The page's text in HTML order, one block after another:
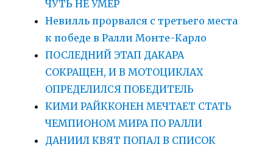
ЧУТЬ НЕ УМЕР
Невилль прорвался с третьего места
к победе в Ралли Монте-Карло
ПОСЛЕДНИЙ ЭТАП ДАКАРА
СОКРАЩЕН, И В МОТОЦИКЛАХ
ОПРЕДЕЛИЛСЯ ПОБЕДИТЕЛЬ
КИМИ РАЙККОНЕН МЕЧТАЕТ СТАТЬ
ЧЕМПИОНОМ МИРА ПО РАЛЛИ
ДАНИИЛ КВЯТ ПОПАЛ В СПИСОК